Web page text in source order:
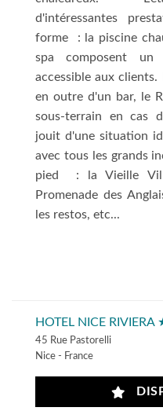
d'intéressantes
forme : la piscine
spa composent un
accessible aux
en outre d'un bar, le
sous-terrain en cas
jouit d'une situation
avec tous les grands
pied : la Vieille
Promenade des
les restos, etc...
HOTEL NICE
45 Rue Pastorelli
Nice - France